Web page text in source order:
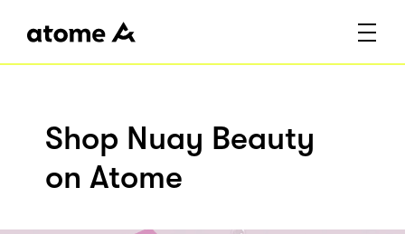
Shop Nuay Beauty
on Atome